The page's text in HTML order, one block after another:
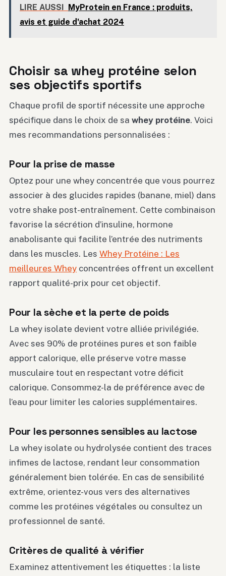
LIRE AUSSI
MyProtein en France : produits,
avis et guide d'achat 2024
Choisir sa whey protéine selon
ses objectifs sportifs
Chaque profil de sportif nécessite une approche
spécifique dans le choix de sa whey protéine. Voici
mes recommandations personnalisées :
Pour la prise de masse
Optez pour une whey concentrée que vous pourrez
associer à des glucides rapides (banane, miel) dans
votre shake post-entraînement. Cette combinaison
favorise la sécrétion d’insuline, hormone
anabolisante qui facilite l’entrée des nutriments
dans les muscles. Les Whey Protéine : Les
meilleures Whey concentrées offrent un excellent
rapport qualité-prix pour cet objectif.
Pour la sèche et la perte de poids
La whey isolate devient votre alliée privilégiée.
Avec ses 90% de protéines pures et son faible
apport calorique, elle préserve votre masse
musculaire tout en respectant votre déficit
calorique. Consommez-la de préférence avec de
l’eau pour limiter les calories supplémentaires.
Pour les personnes sensibles au lactose
La whey isolate ou hydrolysée contient des traces
infimes de lactose, rendant leur consommation
généralement bien tolérée. En cas de sensibilité
extrême, orientez-vous vers des alternatives
comme les protéines végétales ou consultez un
professionnel de santé.
Critères de qualité à vérifier
Examinez attentivement les étiquettes : la liste